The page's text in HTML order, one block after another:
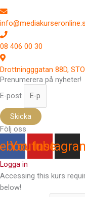
08 406 00 30
Drottningggatan 88D,
Prenumerera på nyheter!
E-post
Skicka
Följ oss
Youtube
Logga in
Accessing this kurs
below!